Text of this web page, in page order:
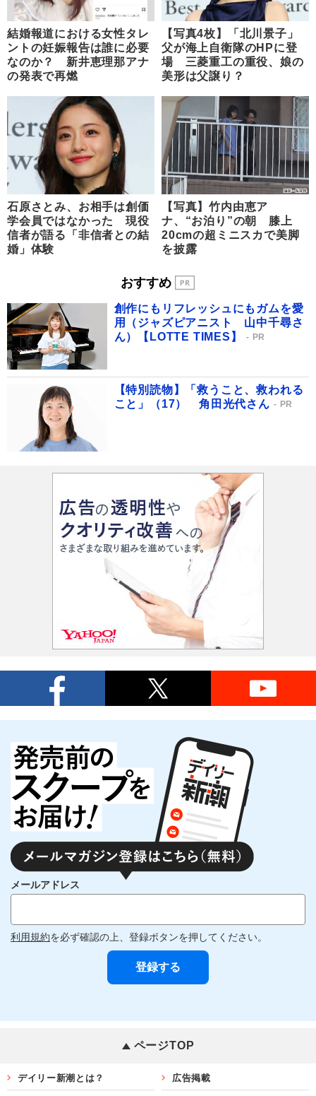
結婚報道における女性タレ
ントの妊娠報告は誰に必要
なのか？ 新井恵理那アナ
の発表で再燃
【写真4枚】「北川景子」
父が海上自衛隊のHPに登
場 三菱重工の重役、娘の
美形は父譲り？
石原さとみ、お相手は創価
学会員ではなかった 現役
信者が語る「非信者との結
婚」体験
【写真】竹内由恵ア
ナ、“お泊り”の朝 膝上
20cmの超ミニスカで美脚
を披露
おすすめ
創作にもリフレッシュにもガムを愛
用（ジャズピアニスト 山中千尋さ
ん）【LOTTE TIMES】
PR
【特別読物】「救うこと、救われる
こと」（17） 角田光代さん
PR
メールアドレス
利用規約を必ず確認の上、登録ボタンを押してください。
ページTOP
デイリー新潮とは？ 広告掲載